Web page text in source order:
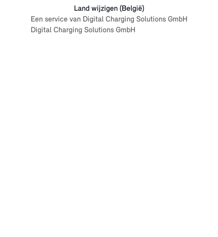
Land wijzigen (België)
Een service van Digital Charging Solutions GmbH
Digital Charging Solutions GmbH